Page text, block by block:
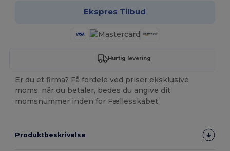
Ekspres Tilbud
Hurtig levering
Er du et firma? Få fordele ved priser eksklusive
moms, når du betaler, bedes du angive dit
momsnummer inden for Fællesskabet.
Produktbeskrivelse